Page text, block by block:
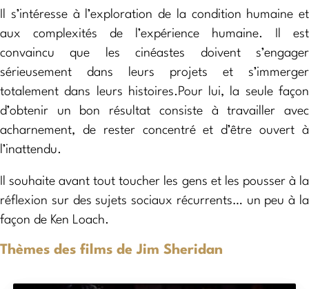
Il s’intéresse à l’exploration de la condition humaine et
aux complexités de l’expérience humaine. Il est
convaincu que les cinéastes doivent s’engager
sérieusement dans leurs projets et s’immerger
totalement dans leurs histoires.Pour lui, la seule façon
d’obtenir un bon résultat consiste à travailler avec
acharnement, de rester concentré et d’être ouvert à
l’inattendu.
Il souhaite avant tout toucher les gens et les pousser à la
réflexion sur des sujets sociaux récurrents… un peu à la
façon de Ken Loach.
Thèmes des films de Jim Sheridan